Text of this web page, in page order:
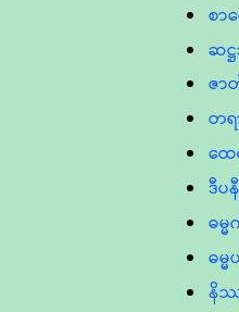
စာ
ဆဋ္
ဇာ
တရ
ထေ
ဒီပ
ဓမ္
ဓမ္
နိဿ